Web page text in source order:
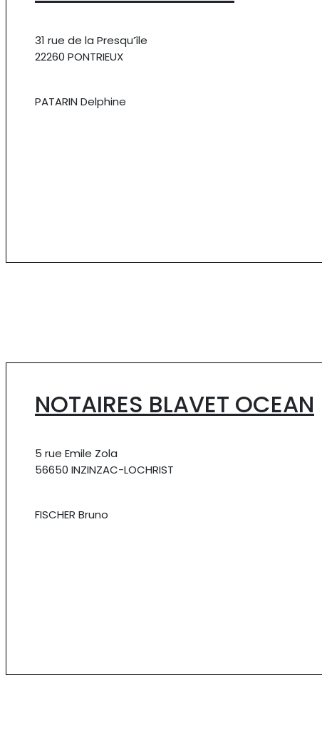
31 rue de la Presqu’île
22260 PONTRIEUX
PATARIN Delphine
NOTAIRES BLAVET OCEAN
5 rue Emile Zola
56650 INZINZAC-LOCHRIST
FISCHER Bruno